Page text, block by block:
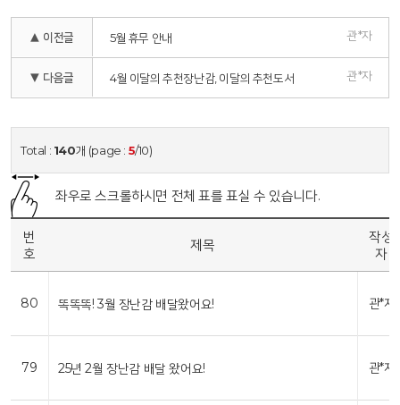
▲ 이전글 5월 휴무 안내 관*자
▼ 다음글 4월 이달의 추천장난감, 이달의 추천도서 관*자
Total : 140개 (page : 5/10)
좌우로 스크롤하시면 전체 표를 표실 수 있습니다.
번
호
제목
작성
자
80 똑똑똑! 3월 장난감 배달왔어요! 관*자
79 25년 2월 장난감 배달 왔어요! 관*자